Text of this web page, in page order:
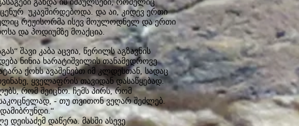
გახდა ის იმპულსები, რომელიც
უკავშირდებოდა. და აი, კიდევ ერთი
რეჟისორმა ისევ მოულოდნელ და ერთი
და პოდიუმზე მოაქცია.
შავი კაბა აცვია, წერილს აგზავნის
ნინია ხარატიშვილის თანამედროვე
ქოხს ავაშენებთ იმ კლდესთან, სადაც
ყველაფრის თავიდან დასაწყებად.
რომ შეიცნო. ჩემს პირს, რომ
- თუ თვითონ ვეღარ შეძლებ.
დეისაძემ დაწერა. მასში ასევე